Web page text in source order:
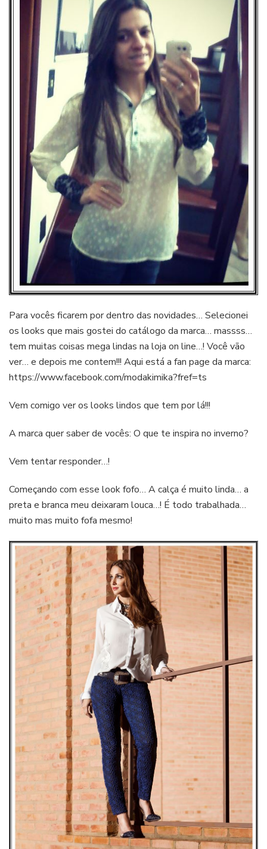
Para vocês ficarem por dentro das novidades… Selecionei
os looks que mais gostei do catálogo da marca… massss…
tem muitas coisas mega lindas na loja on line…! Você vão
ver… e depois me contem!!! Aqui está a fan page da marca:
https://www.facebook.com/modakimika?fref=ts
Vem comigo ver os looks lindos que tem por lá!!!
A marca quer saber de vocês: O que te inspira no inverno?
Vem tentar responder…!
Começando com esse look fofo… A calça é muito linda… a
preta e branca meu deixaram louca…! É todo trabalhada…
muito mas muito fofa mesmo!